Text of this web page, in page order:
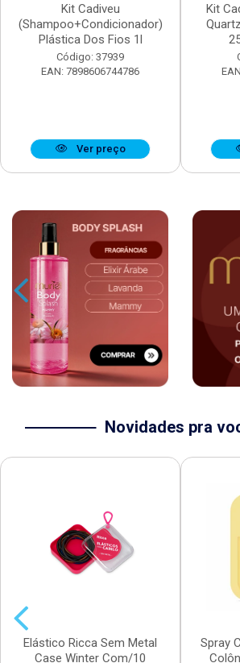
Kit Cadiveu
(Shampoo+Condicionador)
Plástica Dos Fios 1l
Código: 37939
EAN: 7898606744786
Ver preço
Kit
Novidades pra
Elástico Ricca Sem Metal
Case Winter Com/10
Spray